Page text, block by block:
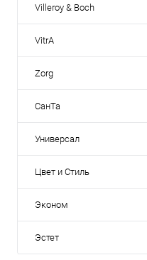
Villeroy & Boch
VitrA
Zorg
СанТа
Универсал
Цвет и Стиль
Эконом
Эстет